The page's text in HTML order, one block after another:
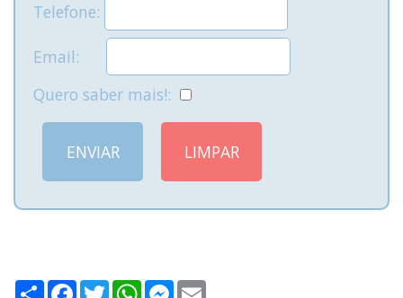
Telefone:
Email:
Quero saber mais!:
ShareFacebook
TwitterWhatsAppMessenger